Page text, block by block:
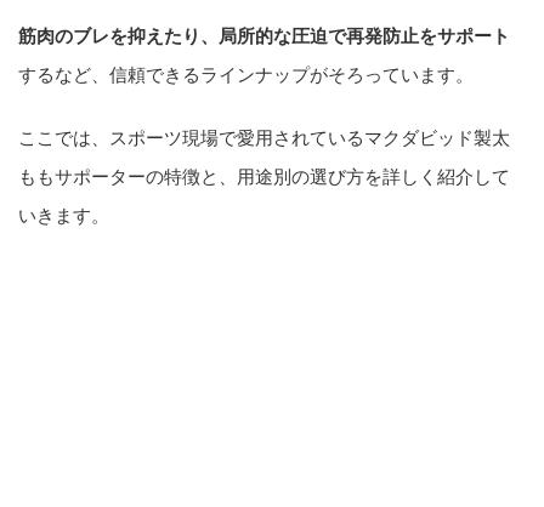
筋肉のブレを抑えたり、局所的な圧迫で再発防止をサポート
するなど、信頼できるラインナップがそろっています。
ここでは、スポーツ現場で愛用されているマクダビッド製太
ももサポーターの特徴と、用途別の選び方を詳しく紹介して
いきます。